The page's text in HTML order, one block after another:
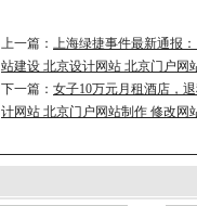
上一篇： 上海绿捷事件最新通报
站建设 北京设计网站 北京门户网
下一篇： 女子10万元月租酒店，
计网站 北京门户网站制作 修改网